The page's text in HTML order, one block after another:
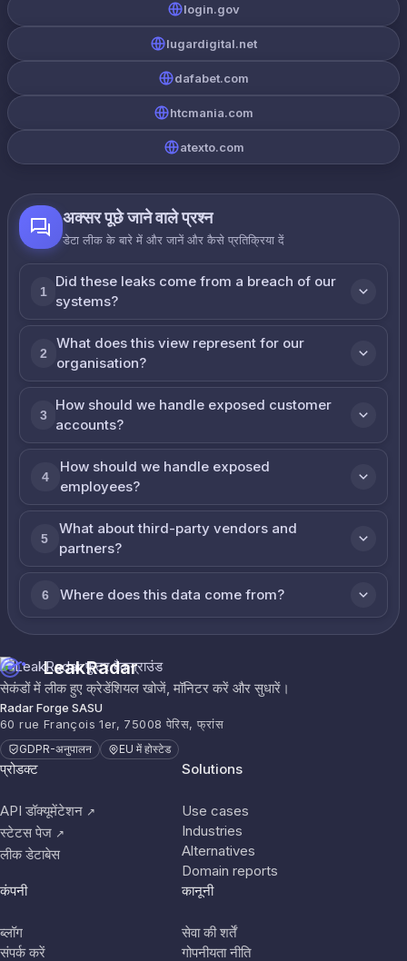
login.gov
lugardigital.net
dafabet.com
htcmania.com
atexto.com
अक्सर पूछे जाने वाले प्रश्न
डेटा लीक के बारे में और जानें और कैसे प्रतिक्रिया दें
1
Did these leaks come from a breach of our
systems?
2
What does this view represent for our
organisation?
3
How should we handle exposed customer
accounts?
4
How should we handle exposed
employees?
5
What about third-party vendors and
partners?
6 Where does this data come from?
LeakRadar
सेकंडों में लीक हुए क्रेडेंशियल खोजें, मॉनिटर करें और सुधारें।
Radar Forge SASU
60 rue François 1er, 75008 पेरिस, फ्रांस
GDPR-अनुपालन EU में होस्टेड
प्रोडक्ट
API डॉक्यूमेंटेशन ↗
स्टेटस पेज ↗
लीक डेटाबेस
Solutions
Use cases
Industries
Alternatives
Domain reports
कंपनी
ब्लॉग
संपर्क करें
कानूनी
सेवा की शर्तें
गोपनीयता नीति